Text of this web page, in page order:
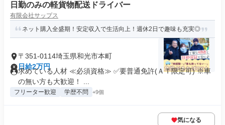
日勤のみの軽貨物配送ドライバー
有限会社サップス
ネット購入全盛期！安定収入で生活向上！週休2日で趣味も充実◎
〒351-0114埼玉県和光市本町
日給2万円
求めている人材 ≪必須資格≫ ✅要普通免許(ＡＴ限定可) ※車
の無い方も大歓迎！ ...
フリーター歓迎 学歴不問 +9個
気になる